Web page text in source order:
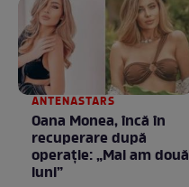
ANTENASTARS
Oana Monea, încă în
recuperare după
operație: „Mai am două
luni”